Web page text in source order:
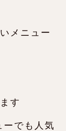
メニュー
す
ーでも人気